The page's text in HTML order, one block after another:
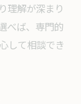
理解が深まり
べば、専門的
して相談でき